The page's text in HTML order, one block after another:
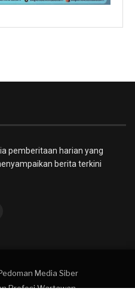
pemberitaan harian yang
berita terkini
Media Siber
Profesi Wartawan